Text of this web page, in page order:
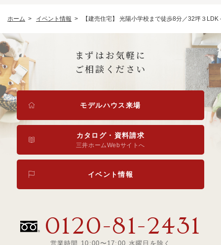
ホーム イベント情報 【建売住宅】 光陽小学校まで徒歩8分／32坪３
まずはお気軽に
ご相談ください
モデルハウス来場
カタログ・資料請求
三井ホームWebサイトへ
イベント情報
0120-81-2431
営業時間 10:00〜17:00 水曜日を除く